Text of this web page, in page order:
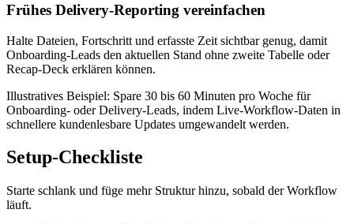
Frühes Delivery-Reporting vereinfachen
Halte Dateien, Fortschritt und erfasste Zeit sichtbar genug, damit
Onboarding-Leads den aktuellen Stand ohne zweite Tabelle oder
Recap-Deck erklären können.
Illustratives Beispiel: Spare 30 bis 60 Minuten pro Woche für
Onboarding- oder Delivery-Leads, indem Live-Workflow-Daten in
schnellere kundenlesbare Updates umgewandelt werden.
Setup-Checkliste
Starte schlank und füge mehr Struktur hinzu, sobald der Workflow
läuft.